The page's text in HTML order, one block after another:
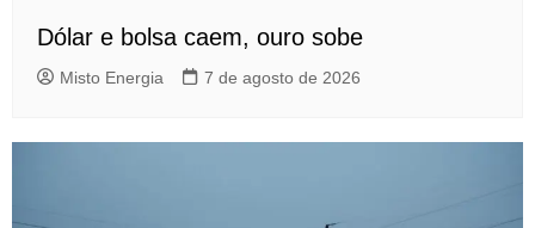
Dólar e bolsa caem, ouro sobe
Misto Energia 7 de agosto de 2026